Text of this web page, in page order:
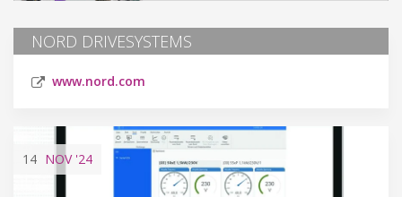
NORD DRIVESYSTEMS
www.nord.com
14 NOV'24